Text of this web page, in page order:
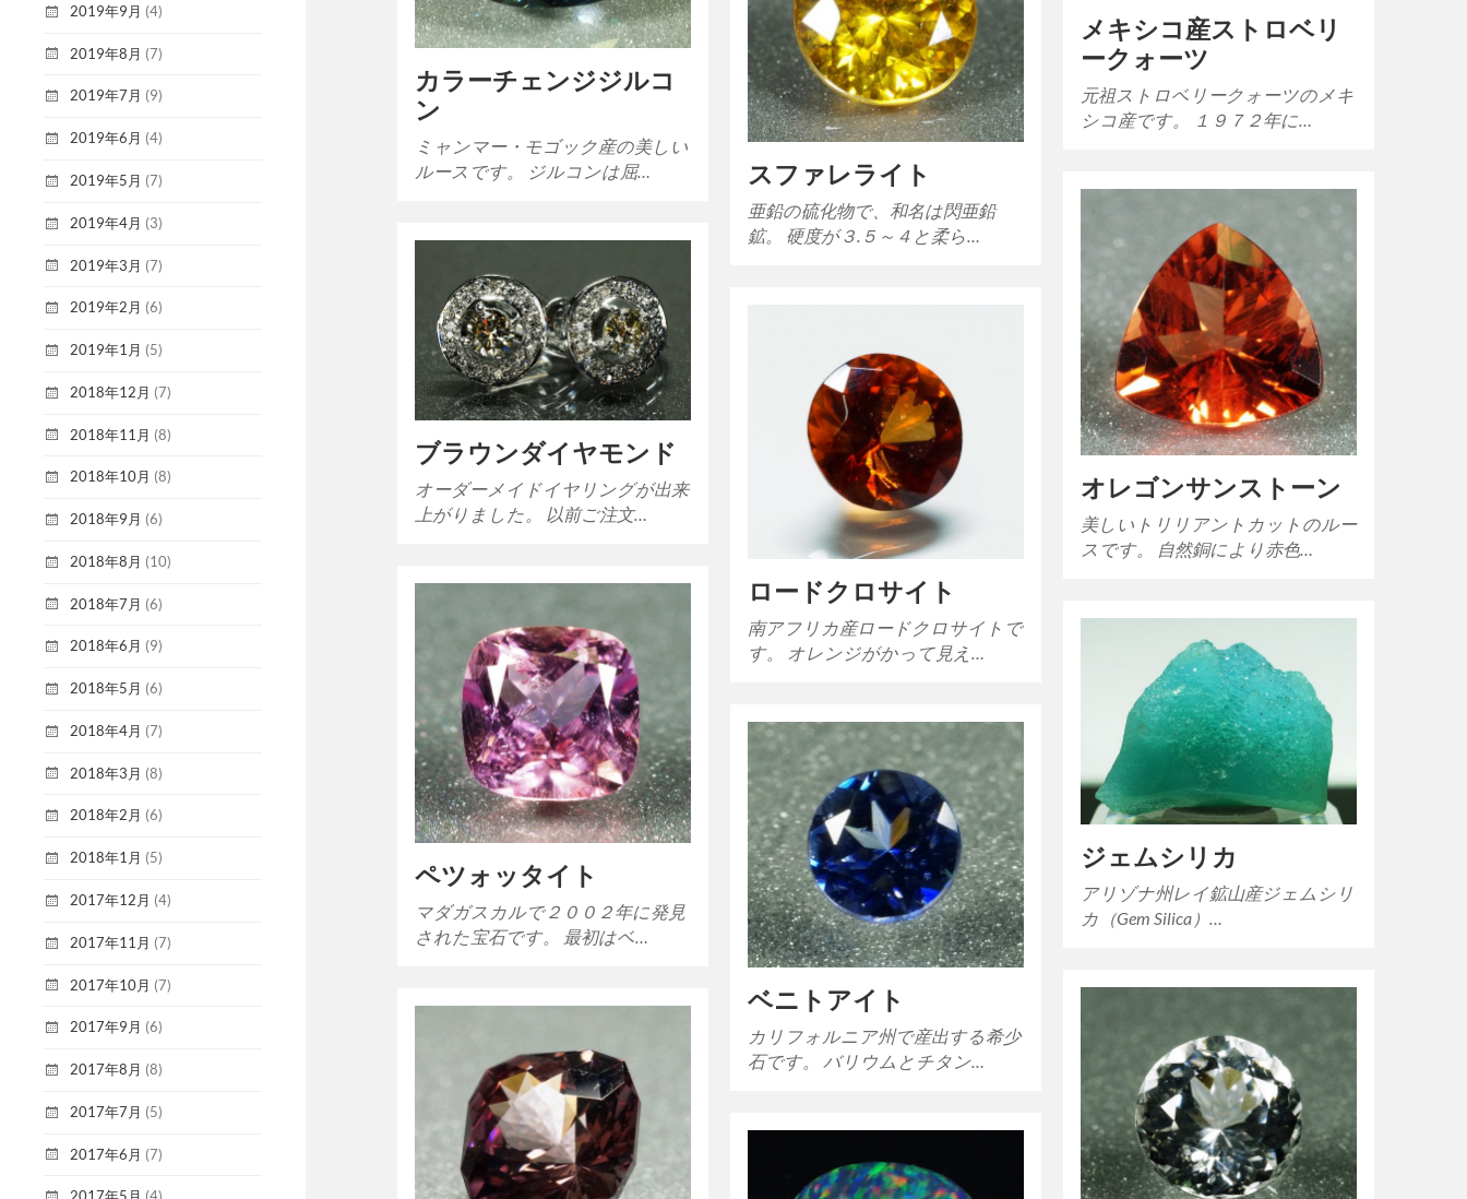
2019年9月 (4)
2019年8月 (7)
2019年7月 (9)
2019年6月 (4)
2019年5月 (7)
2019年4月 (3)
2019年3月 (7)
2019年2月 (6)
2019年1月 (5)
2018年12月 (7)
2018年11月 (8)
2018年10月 (8)
2018年9月 (6)
2018年8月 (10)
2018年7月 (6)
2018年6月 (9)
2018年5月 (6)
2018年4月 (7)
2018年3月 (8)
2018年2月 (6)
2018年1月 (5)
2017年12月 (4)
2017年11月 (7)
2017年10月 (7)
2017年9月 (6)
2017年8月 (8)
2017年7月 (5)
2017年6月 (7)
メキシコ産ストロベリ
ークォーツ
元祖ストロベリークォーツのメキ
シコ産です。 １９７２年に…
カラーチェンジジルコ
ン
ミャンマー・モゴック産の美しい
ルースです。 ジルコンは屈…
スファレライト
亜鉛の硫化物で、和名は閃亜鉛
鉱。 硬度が３.５～４と柔ら…
オレゴンサンストーン
美しいトリリアントカットのルー
スです。 自然銅により赤色…
ブラウンダイヤモンド
オーダーメイドイヤリングが出来
上がりました。 以前ご注文…
ロードクロサイト
南アフリカ産ロードクロサイトで
す。 オレンジがかって見え…
ペツォッタイト
マダガスカルで２００２年に発見
された宝石です。 最初はベ…
ジェムシリカ
アリゾナ州レイ鉱山産ジェムシリ
カ（Gem Silica）…
ベニトアイト
カリフォルニア州で産出する希少
石です。 バリウムとチタン…